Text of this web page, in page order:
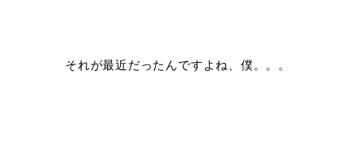
それが最近だったんですよね、僕。。。